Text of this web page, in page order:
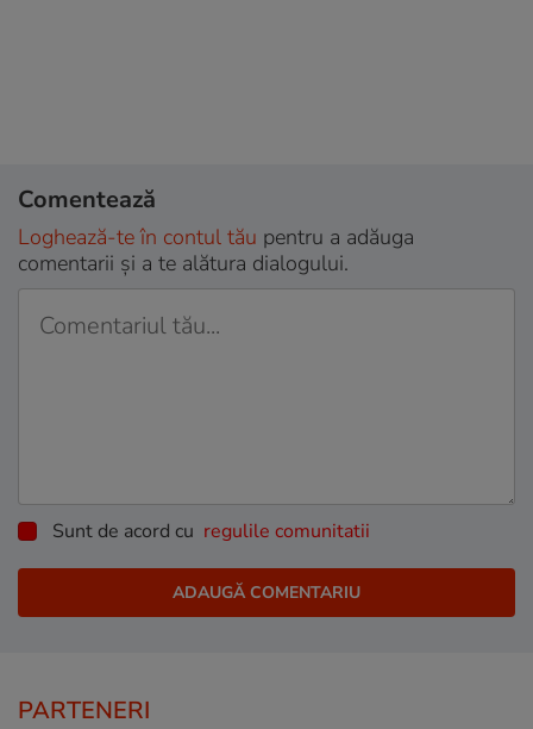
Comentează
Loghează-te în contul tău pentru a adăuga
comentarii și a te alătura dialogului.
Sunt de acord cu regulile comunitatii
PARTENERI